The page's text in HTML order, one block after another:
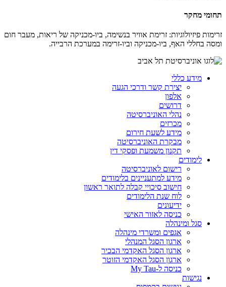
תחומי מחקר
זרימות פיזיולוגיות: זרימת אוויר בנשימה, ביו-מכניקה של ריאות, מעבר חום
ומסה בחללי האף, ביו-מכניקה וביו-זרימה במערכת הרבייה.
מידע כללי
יצירת קשר ודרכי הגעה
אלפון
דרושים
נהלי האוניברסיטה
מכרזים
מידע לשעת חירום
מבקרת האוניברסיטה
תקנון משמעת ופסקי דין
לימודים
רישום לאוניברסיטה
מידע למתעניינים בלימודים
חישוב סיכויי קבלה לתואר ראשון
לוח שנת הלימודים
ידיעונים
כניסה לאזור האישי
סגל ומינהלה
אגפים ומשרדי מינהלה
ארגון הסגל המנהלי
ארגון הסגל האקדמי הבכיר
ארגון הסגל האקדמי הזוטר
כניסה ל-My Tau
נגישות